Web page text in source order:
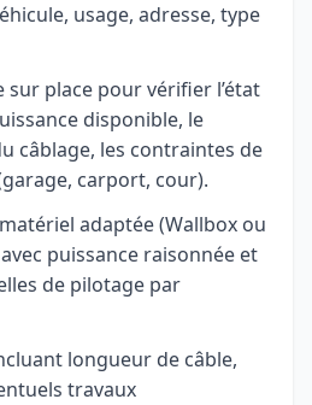
usage, adresse, type
sur place pour vérifier l’état
disponible, le
câblage, les contraintes de
carport, cour).
adaptée (Wallbox ou
puissance raisonnée et
de pilotage par
longueur de câble,
travaux